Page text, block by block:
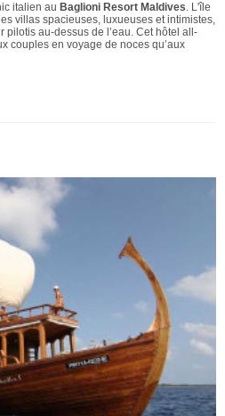
italien au Baglioni Resort Maldives. L'île
villas spacieuses, luxueuses et intimistes,
au-dessus de l’eau. Cet hôtel all-
couples en voyage de noces qu’aux